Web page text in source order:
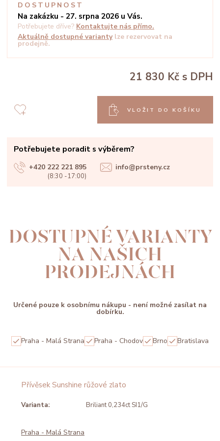
DOSTUPNOST
Na zakázku - 27. srpna 2026 u Vás.
Potřebujete dříve? Kontaktujte nás přímo.
Aktuálně dostupné varianty lze rezervovat na
prodejně.
21 830 Kč s DPH
VLOŽIT DO KOŠÍKU
Potřebujete poradit s výběrem?
+420 222 221 895
(8:30 -17:00)
info@prsteny.cz
DOSTUPNÉ VARIANTY
NA NAŠICH
PRODEJNÁCH
Určené pouze k osobnímu nákupu - není možné zasílat na
dobírku.
Praha - Malá Strana Praha - Chodov Brno Bratislava
Přívěsek Sunshine růžové zlato
Varianta: Briliant 0,234ct SI1/G
Praha - Malá Strana